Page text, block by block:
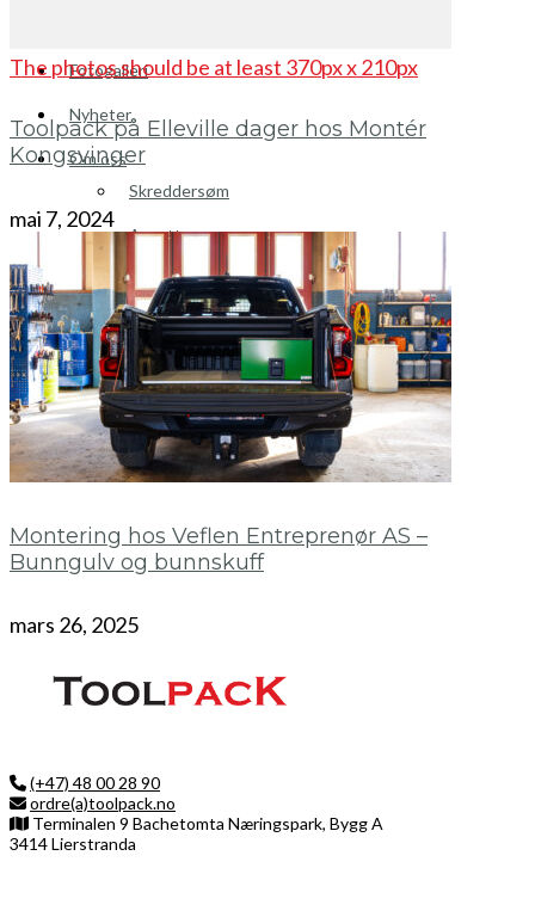
Fotogalleri
Nyheter
Om oss
Skreddersøm
Ansatte
Kontakt oss
Mini Cart
The photos should be at least 370px x 210px
Toolpack på Elleville dager hos Montér
Kongsvinger
mai 7, 2024
Montering hos Veflen Entreprenør AS –
Bunngulv og bunnskuff
mars 26, 2025
(+47) 48 00 28 90
ordre(a)toolpack.no
Terminalen 9 Bachetomta Næringspark, Bygg A
3414 Lierstranda